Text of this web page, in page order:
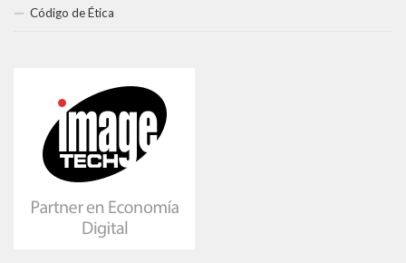
Código de Ética